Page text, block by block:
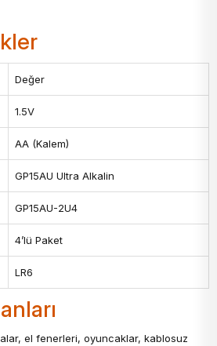
Değer
1.5V
AA (Kalem)
GP15AU Ultra Alkalin
GP15AU-2U4
4’lü Paket
LR6
el fenerleri, oyuncaklar, kablosuz